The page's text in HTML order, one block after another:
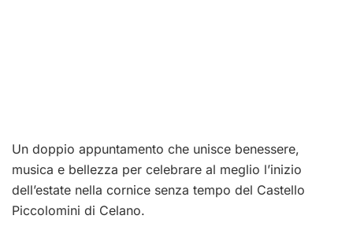
Un doppio appuntamento che unisce benessere,
musica e bellezza per celebrare al meglio l’inizio
dell’estate nella cornice senza tempo del Castello
Piccolomini di Celano.